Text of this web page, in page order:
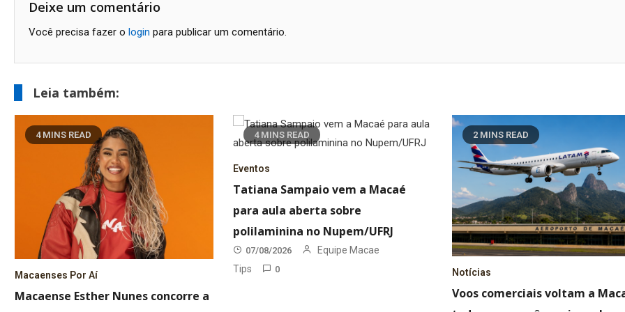
Post
Deixe um comentário
Você precisa fazer o login para publicar um comentário.
Leia também:
4 MINS READ
Macaenses Por Aí
Macaense Esther Nunes concorre a
4 MINS READ
Eventos
Tatiana Sampaio vem a Macaé
para aula aberta sobre
polilaminina no Nupem/UFRJ
07/08/2026
Equipe Macae
Tips
0
2 MINS READ
Notícias
Voos comerciais voltam a